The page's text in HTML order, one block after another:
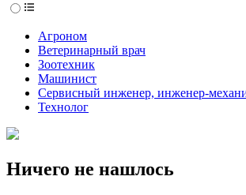
Агроном
Ветеринарный врач
Зоотехник
Машинист
Сервисный инженер, инженер-
Технолог
Ничего не нашлось